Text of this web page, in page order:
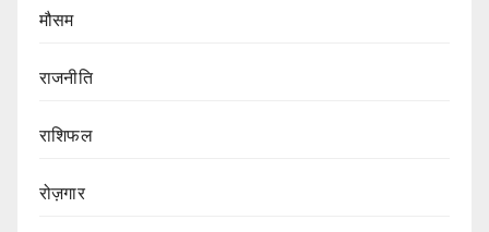
मौसम
राजनीति
राशिफल
रोज़गार